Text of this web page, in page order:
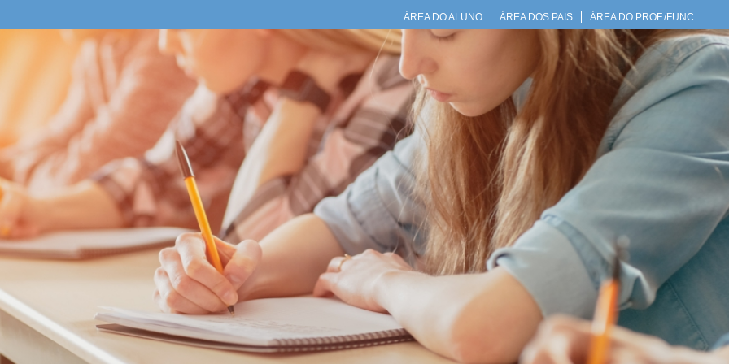
ÁREA DO ALUNO ÁREA DOS PAIS ÁREA DO PROF./FUNC.